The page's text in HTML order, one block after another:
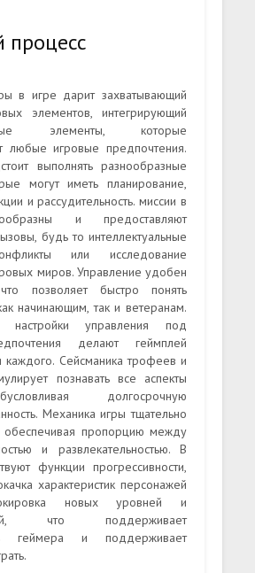
процесс
в игре дарит захватывающий
элементов, интегрирующий
элементы, которые
любые игровые предпочтения.
выполнять разнообразные
могут иметь планирование,
и рассудительность. миссии в
и предоставляют
будь то интеллектуальные
или исследование
миров. Управление удобен
позволяет быстро понять
начинающим, так и ветеранам.
настройки управления под
делают геймплей
Сейсманика трофеев и
познавать все аспекты
долгосрочную
Механика игры тщательно
обеспечивая пропорцию между
и развлекательностью. В
функции прогрессивности,
характеристик персонажей
новых уровней и
что поддерживает
геймера и поддерживает